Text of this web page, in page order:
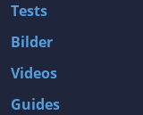
Tests
Bilder
Videos
Guides